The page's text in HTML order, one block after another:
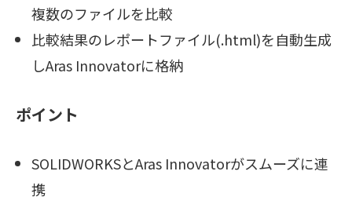
複数のファイルを比較
比較結果のレポートファイル(.html)を自動生成
しAras Innovatorに格納
ポイント
SOLIDWORKSとAras Innovatorがスムーズに連
携